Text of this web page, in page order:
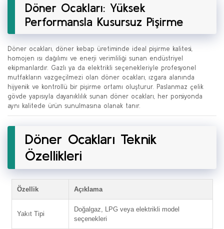
Döner Ocakları: Yüksek
Performansla Kusursuz Pişirme
Döner ocakları, döner kebap üretiminde ideal pişirme kalitesi,
homojen ısı dağılımı ve enerji verimliliği sunan endüstriyel
ekipmanlardır. Gazlı ya da elektrikli seçenekleriyle profesyonel
mutfakların vazgeçilmezi olan döner ocakları, ızgara alanında
hijyenik ve kontrollü bir pişirme ortamı oluşturur. Paslanmaz çelik
gövde yapısıyla dayanıklılık sunan döner ocakları, her porsiyonda
aynı kalitede ürün sunulmasına olanak tanır.
Döner Ocakları Teknik
Özellikleri
Özellik Açıklama
Yakıt Tipi
Doğalgaz, LPG veya elektrikli model
seçenekleri